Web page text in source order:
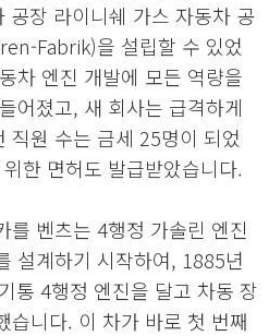
공장 라이니쉐 가스 자동차 공
Fabrik)을 설립할 수 있었
차 엔진 개발에 모든 역량을
어졌고, 새 회사는 급격하게
직원 수는 금세 25명이 되었
한 면허도 발급받았습니다.
를 벤츠는 4행정 가솔린 엔진
설계하기 시작하여, 1885년
통 4행정 엔진을 달고 차동 장
습니다. 이 차가 바로 첫 번째